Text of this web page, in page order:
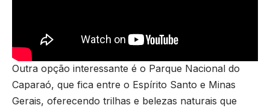
Outra opção interessante é o Parque Nacional do
Caparaó, que fica entre o Espírito Santo e Minas
Gerais, oferecendo trilhas e belezas naturais que